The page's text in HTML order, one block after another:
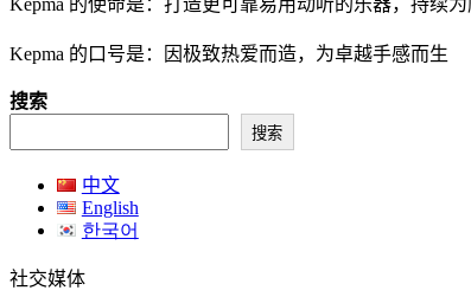
Kepma 的口号是：因极致热爱而造，为卓越手感而生
搜索
搜索
中文
English
한국어
社交媒体